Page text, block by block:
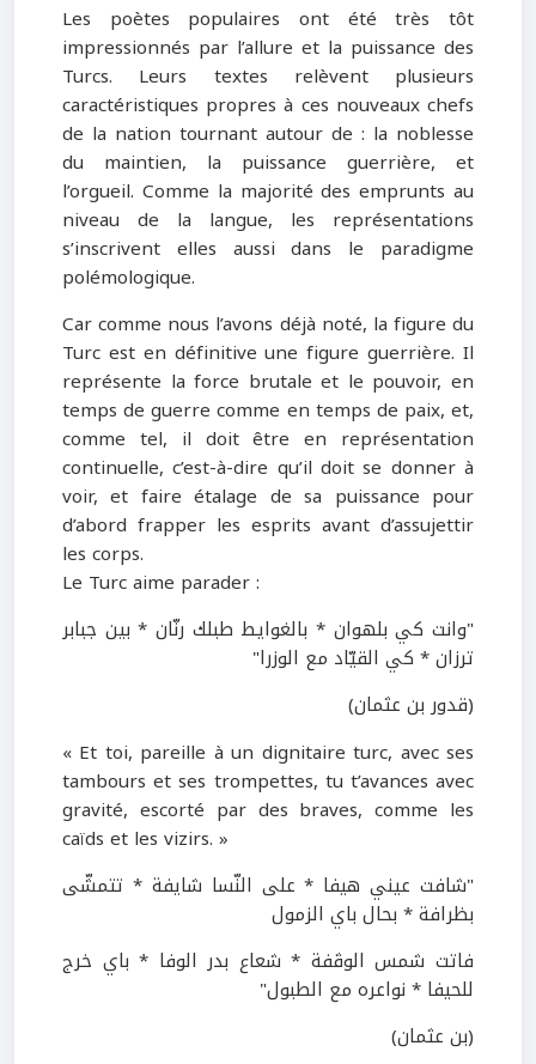
Les poètes populaires ont été très tôt
impressionnés par l’allure et la puissance des
Turcs. Leurs textes relèvent plusieurs
caractéristiques propres à ces nouveaux chefs
de la nation tournant autour de : la noblesse
du maintien, la puissance guerrière, et
l’orgueil. Comme la majorité des emprunts au
niveau de la langue, les représentations
s’inscrivent elles aussi dans le paradigme
polémologique.
Car comme nous l’avons déjà noté, la figure du
Turc est en définitive une figure guerrière. Il
représente la force brutale et le pouvoir, en
temps de guerre comme en temps de paix, et,
comme tel, il doit être en représentation
continuelle, c’est-à-dire qu’il doit se donner à
voir, et faire étalage de sa puissance pour
d’abord frapper les esprits avant d’assujettir
les corps.
Le Turc aime parader :
"وانت كي بلهوان * بالغوايط طبلك رنّان * بين جبابر
ترزان * كي القيّاد مع الوزرا"
(قدور بن عثمان)
« Et toi, pareille à un dignitaire turc, avec ses
tambours et ses trompettes, tu t’avances avec
gravité, escorté par des braves, comme les
caïds et les vizirs. »
"شافت عيني هيفا * على النّسا شايفة * تتمشّى
بظرافة * بحال باي الزمول
فاتت شمس الوڤفة * شعاع بدر الوفا * باي خرج
للحيفا * نواعره مع الطبول"
(بن عثمان)